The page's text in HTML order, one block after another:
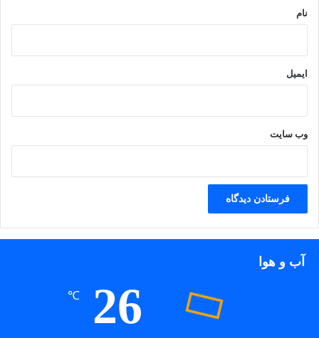
بقایای یکی از گورهای مسیر ارتفاعات شلم آجار در شهرستان شفت
نام
ایمیل
وب‌ سایت
آب و هوا
26
℃